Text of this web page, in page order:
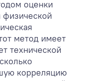
оценки
метод имеет
технической
корреляцию